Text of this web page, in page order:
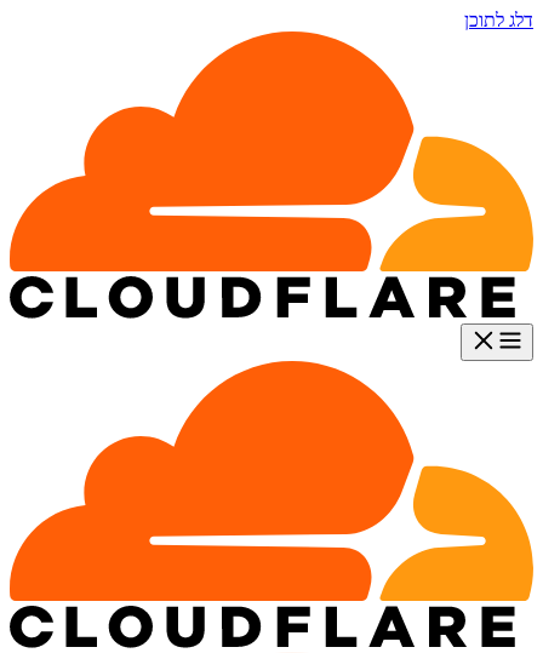
דלג לתוכן